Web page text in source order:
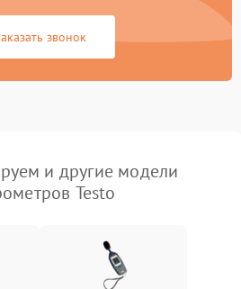
звонок
и другие модели
Testo